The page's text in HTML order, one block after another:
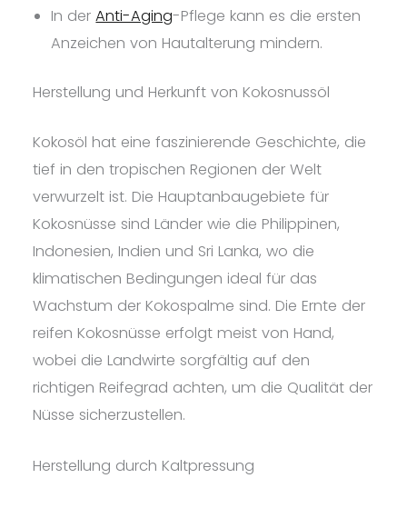
In derAnti-Aging-Pflege kann es die ersten
Anzeichen von Hautalterung mindern.
Herstellung und Herkunft von Kokosnussöl
Kokosöl hat eine faszinierende Geschichte, die
tief in den tropischen Regionen der Welt
verwurzelt ist. Die Hauptanbaugebiete für
Kokosnüsse sind Länder wie die Philippinen,
Indonesien, Indien und Sri Lanka, wo die
klimatischen Bedingungen ideal für das
Wachstum der Kokospalme sind. Die Ernte der
reifen Kokosnüsse erfolgt meist von Hand,
wobei die Landwirte sorgfältig auf den
richtigen Reifegrad achten, um die Qualität der
Nüsse sicherzustellen.
Herstellung durch Kaltpressung